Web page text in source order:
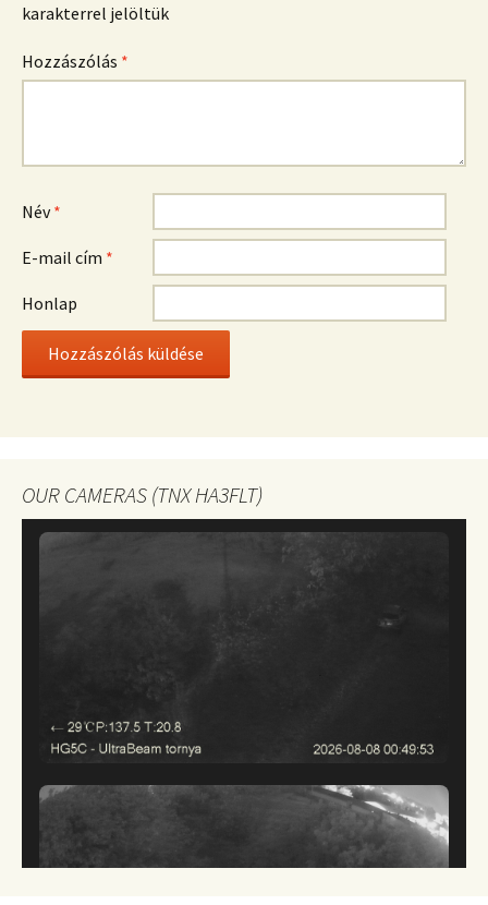
karakterrel jelöltük
Hozzászólás *
Név*
E-mail cím *
Honlap
OUR CAMERAS (TNX HA3FLT)